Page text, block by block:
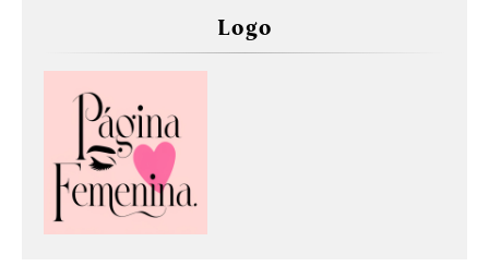
Logo